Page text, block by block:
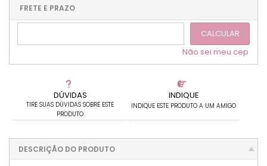
DÚVIDAS
TIRE SUAS DÚVIDAS SOBRE ESTE
PRODUTO
INDIQUE
INDIQUE ESTE PRODUTO A UM AMIGO
...
FRETE E PRAZO
CALCULAR
Não sei meu cep
DESCRIÇÃO DO PRODUTO